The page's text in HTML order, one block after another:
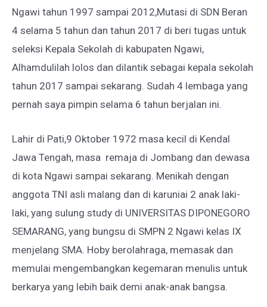
Ngawi tahun 1997 sampai 2012,Mutasi di SDN Beran
4 selama 5 tahun dan tahun 2017 di beri tugas untuk
seleksi Kepala Sekolah di kabupaten Ngawi,
Alhamdulilah lolos dan dilantik sebagai kepala sekolah
tahun 2017 sampai sekarang. Sudah 4 lembaga yang
pernah saya pimpin selama 6 tahun berjalan ini.
Lahir di Pati,9 Oktober 1972 masa kecil di Kendal
Jawa Tengah, masa remaja di Jombang dan dewasa
di kota Ngawi sampai sekarang. Menikah dengan
anggota TNI asli malang dan di karuniai 2 anak laki-
laki, yang sulung study di UNIVERSITAS DIPONEGORO
SEMARANG, yang bungsu di SMPN 2 Ngawi kelas IX
menjelang SMA. Hoby berolahraga, memasak dan
memulai mengembangkan kegemaran menulis untuk
berkarya yang lebih baik demi anak-anak bangsa.